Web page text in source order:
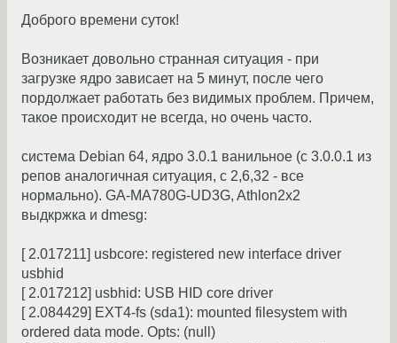
Доброго времени суток!
Возникает довольно странная ситуация - при
загрузке ядро зависает на 5 минут, после чего
пордолжает работать без видимых проблем. Причем,
такое происходит не всегда, но очень часто.
система Debian 64, ядро 3.0.1 ванильное (с 3.0.0.1 из
репов аналогичная ситуация, с 2,6,32 - все
нормально). GA-MA780G-UD3G, Athlon2x2
выдкржка и dmesg:
[ 2.017211] usbcore: registered new interface driver
usbhid
[ 2.017212] usbhid: USB HID core driver
[ 2.084429] EXT4-fs (sda1): mounted filesystem with
ordered data mode. Opts: (null)